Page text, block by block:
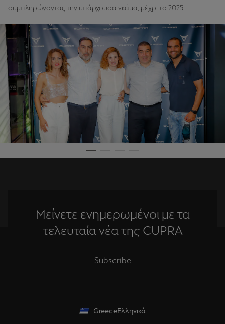
συμπληρώνοντας την υπάρχουσα γκάμα, μέχρι το 2025.
Μείνετε ενημερωμένοι με τα
τελευταία νέα της CUPRA
Subscribe
GreeceΕλληνικά